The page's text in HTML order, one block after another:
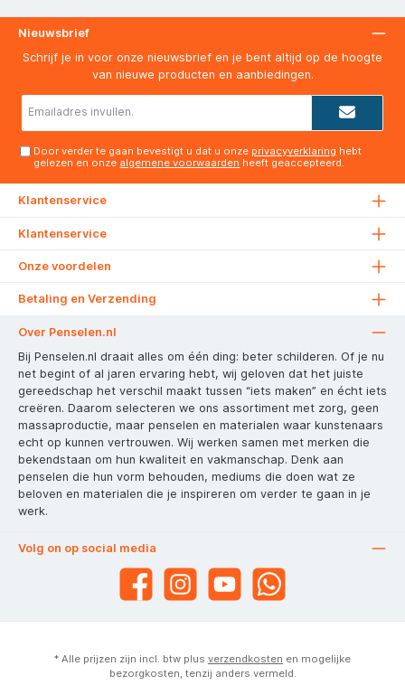
Nieuwsbrief
Schrijf je in voor onze nieuwsbrief en je bent altijd op de hoogte
van nieuwe producten en aanbiedingen.
Door verder te gaan bevestigt u dat u onze privacyverklaring hebt
gelezen en onze algemene voorwaarden heeft geaccepteerd.
Klantenservice
Klantenservice
Onze voordelen
Betaling en Verzending
Over Penselen.nl
Bij Penselen.nl draait alles om één ding: beter schilderen. Of je nu
net begint of al jaren ervaring hebt, wij geloven dat het juiste
gereedschap het verschil maakt tussen “iets maken” en écht iets
creëren. Daarom selecteren we ons assortiment met zorg, geen
massaproductie, maar penselen en materialen waar kunstenaars
echt op kunnen vertrouwen. Wij werken samen met merken die
bekendstaan om hun kwaliteit en vakmanschap. Denk aan
penselen die hun vorm behouden, mediums die doen wat ze
beloven en materialen die je inspireren om verder te gaan in je
werk.
Volg on op social media
* Alle prijzen zijn incl. btw plus verzendkosten en mogelijke
bezorgkosten, tenzij anders vermeld.